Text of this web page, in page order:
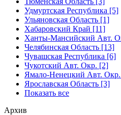
Удмуртская Республика [5]
Ульяновская Область [1]
Хабаровский Край [11]
Ханты-Мансийский Авт.
Челябинская Область [13]
Чувашская Республика [6]
Чукотский Авт. Окр. [2]
Ямало-Ненецкий Авт.
Ярославская Область [3]
Показать все
Архив